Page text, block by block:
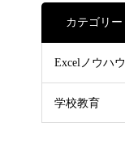
カテゴリー
Excelノウハウ
学校教育